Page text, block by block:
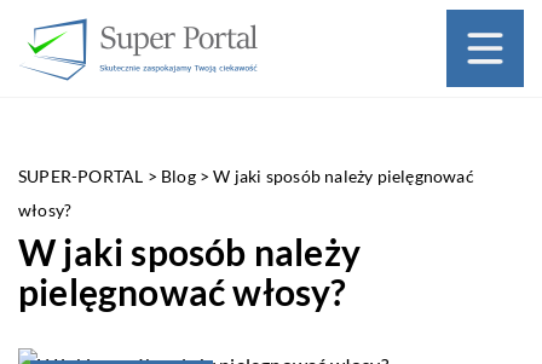
SUPER-PORTAL > Blog>W jaki sposób należy pielęgnować
włosy?
W jaki sposób należy
pielęgnować włosy?